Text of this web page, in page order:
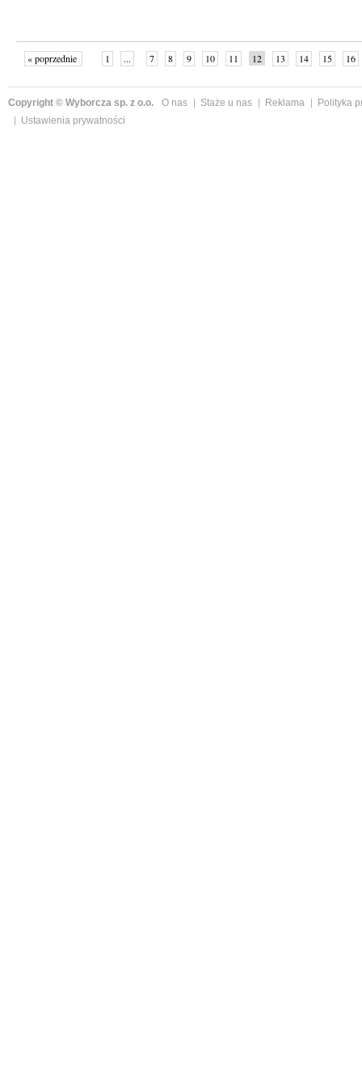
« poprzednie 1 ... 7 8 9 10 11 12 13 14 15 16
Copyright © Wyborcza sp. z o.o. O nas Staże u nas Reklama
Polityka
Ustawienia prywatności